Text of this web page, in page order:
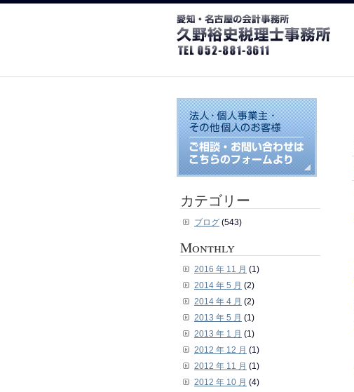
カテゴリー
ブログ (543)
Monthly
2016 年 11 月 (1)
2014 年 5 月 (2)
2014 年 4 月 (2)
2013 年 5 月 (1)
2013 年 1 月 (1)
2012 年 12 月 (1)
2012 年 11 月 (1)
2012 年 10 月 (4)